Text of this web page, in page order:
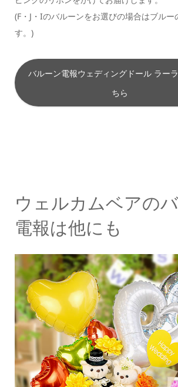
(F・J・Iのバルーンをお選びの場合はブルー
す。)
バルーン電報ウェディングドール ラー
ちら
ウェルカムベアの
電報は他にも